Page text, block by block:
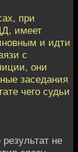
при
имеет
и идти
с
они
заседания
чего судьи
не